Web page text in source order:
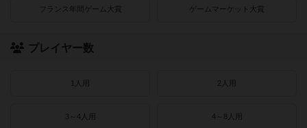
フランス年間ゲーム大賞 ゲームマーケット大賞
プレイヤー数
1人用 2人用
3～4人用 4～8人用